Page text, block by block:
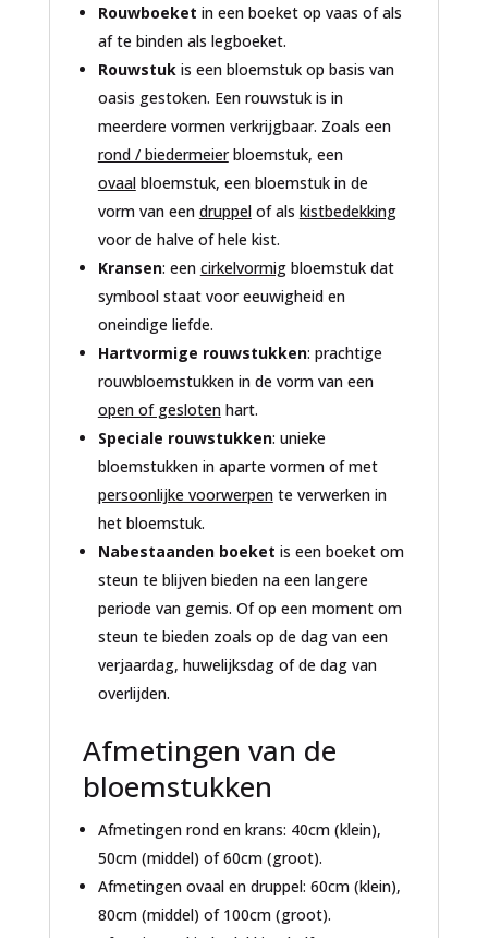
Rouwboeket in een boeket op vaas of als
af te binden als legboeket.
Rouwstukis een bloemstuk op basis van
oasis gestoken. Een rouwstuk is in
meerdere vormen verkrijgbaar. Zoals een
rond / biedermeierbloemstuk, een
ovaalbloemstuk, een bloemstuk in de
vorm van een druppelof als kistbedekking
voor de halve of hele kist.
Kransen: een cirkelvormigbloemstuk dat
symbool staat voor eeuwigheid en
oneindige liefde.
Hartvormige rouwstukken: prachtige
rouwbloemstukken in de vorm van een
open of geslotenhart.
Speciale rouwstukken: unieke
bloemstukken in aparte vormen of met
persoonlijke voorwerpente verwerken in
het bloemstuk.
Nabestaanden boeket is een boeket om
steun te blijven bieden na een langere
periode van gemis. Of op een moment om
steun te bieden zoals op de dag van een
verjaardag, huwelijksdag of de dag van
overlijden.
Afmetingen van de
bloemstukken
Afmetingen rond en krans: 40cm (klein),
50cm (middel) of 60cm (groot).
Afmetingen ovaal en druppel: 60cm (klein),
80cm (middel) of 100cm (groot).